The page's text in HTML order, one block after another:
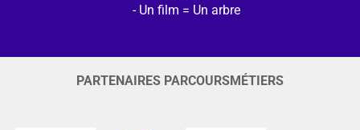
Un film = Un arbre
PARTENAIRES PARCOURSMÉTIERS